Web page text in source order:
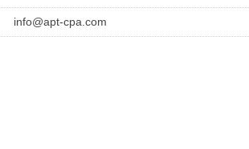
info@apt-cpa.com